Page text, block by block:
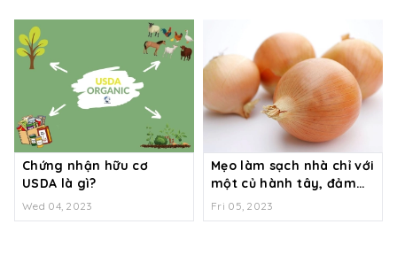
Chứng nhận hữu cơ
USDA là gì?
Wed 04, 2023
Mẹo làm sạch nhà chỉ với
một củ hành tây, đảm
bảo không còn một
bóng virus Covid-19
Fri 05, 2023